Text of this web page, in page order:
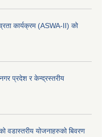
कार्यक्रम (ASWA-II) को
प्रदेश र केन्द्रस्तरीय
वडास्तरीय योजनाहरुको बिवरण